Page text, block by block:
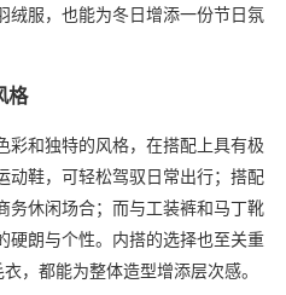
绒服，也能为冬日增添一份节日氛
格
彩和独特的风格，在搭配上具有极
动鞋，可轻松驾驭日常出行；搭配
务休闲场合；而与工装裤和马丁靴
硬朗与个性。内搭的选择也至关重
，都能为整体造型增添层次感。